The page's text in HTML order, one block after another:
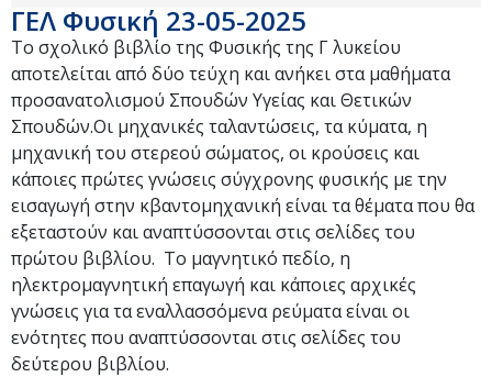
ΓΕΛ Φυσική 23-05-2025
Το σχολικό βιβλίο της Φυσικής της Γ λυκείου
αποτελείται από δύο τεύχη και ανήκει στα μαθήματα
προσανατολισμού Σπουδών Υγείας και Θετικών
Σπουδών.Οι μηχανικές ταλαντώσεις, τα κύματα, η
μηχανική του στερεού σώματος, οι κρούσεις και
κάποιες πρώτες γνώσεις σύγχρονης φυσικής με την
εισαγωγή στην κβαντομηχανική είναι τα θέματα που θα
εξεταστούν και αναπτύσσονται στις σελίδες του
πρώτου βιβλίου. Το μαγνητικό πεδίο, η
ηλεκτρομαγνητική επαγωγή και κάποιες αρχικές
γνώσεις για τα εναλλασσόμενα ρεύματα είναι οι
ενότητες που αναπτύσσονται στις σελίδες του
δεύτερου βιβλίου.